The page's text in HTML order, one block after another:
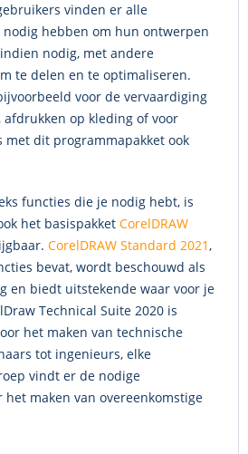
vinden er alle
hebben om hun ontwerpen
nodig, met andere
te delen en te optimaliseren.
voor de vervaardiging
op kleding of voor
met dit programmapakket ook
functies die je nodig hebt, is
het basispakket CorelDRAW
CorelDRAW Standard 2021,
bevat, wordt beschouwd als
en biedt uitstekende waar voor je
Technical Suite 2020 is
het maken van technische
tot ingenieurs, elke
vindt er de nodige
het maken van overeenkomstige